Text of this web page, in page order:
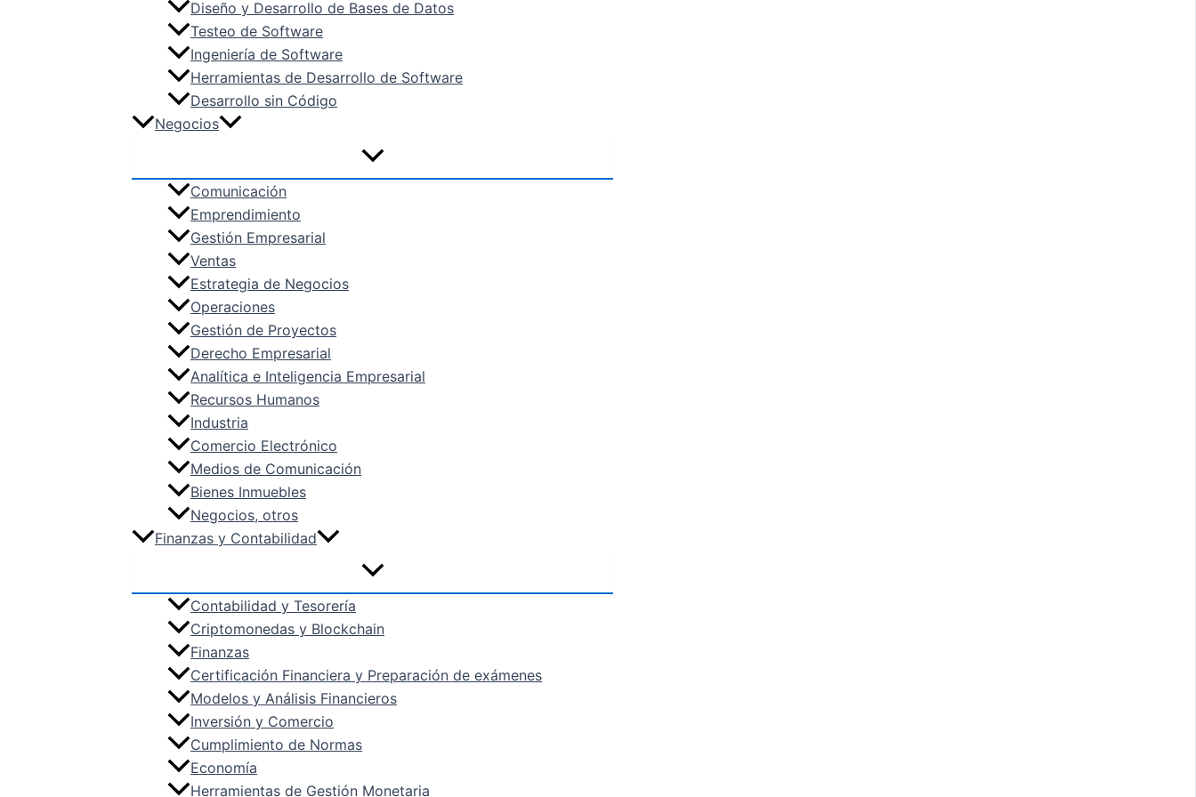
Diseño y Desarrollo de Bases de Datos
Testeo de Software
Ingeniería de Software
Herramientas de Desarrollo de Software
Desarrollo sin Código
Negocios
Comunicación
Emprendimiento
Gestión Empresarial
Ventas
Estrategia de Negocios
Operaciones
Gestión de Proyectos
Derecho Empresarial
Analítica e Inteligencia Empresarial
Recursos Humanos
Industria
Comercio Electrónico
Medios de Comunicación
Bienes Inmuebles
Negocios, otros
Finanzas y Contabilidad
Contabilidad y Tesorería
Criptomonedas y Blockchain
Finanzas
Certificación Financiera y Preparación de exámenes
Modelos y Análisis Financieros
Inversión y Comercio
Cumplimiento de Normas
Economía
Herramientas de Gestión Monetaria